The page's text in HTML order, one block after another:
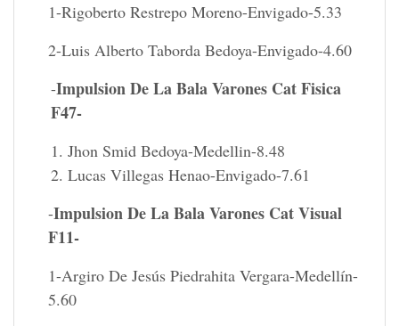
1-Rigoberto Restrepo Moreno-Envigado-5.33
2-Luis Alberto Taborda Bedoya-Envigado-4.60
-Impulsion De La Bala Varones Cat Fisica
F47-
Jhon Smid Bedoya-Medellin-8.48
Lucas Villegas Henao-Envigado-7.61
-Impulsion De La Bala Varones Cat Visual
F11-
1-Argiro De Jesús Piedrahita Vergara-Medellín-
5.60